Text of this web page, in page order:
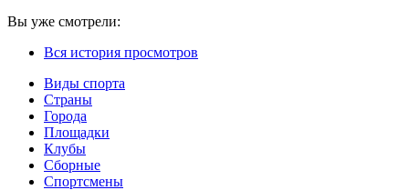
Вы уже смотрели:
Вся история просмотров
Виды спорта
Страны
Города
Площадки
Клубы
Сборные
Спортсмены